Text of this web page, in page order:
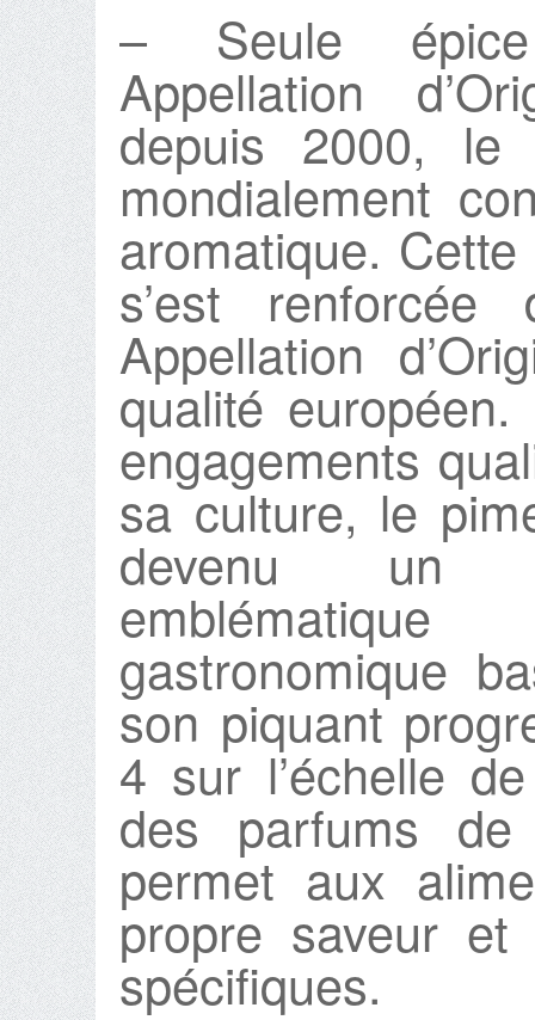
– Seule épice
Appellation
depuis 2000, le
mondialement
aromatique.
s’est
Appellation
qualité
engagements
sa culture, le
devenu un
gastronomique
son piquant
4 sur l’échelle
des parfums
permet aux
propre saveur
spécifiques.